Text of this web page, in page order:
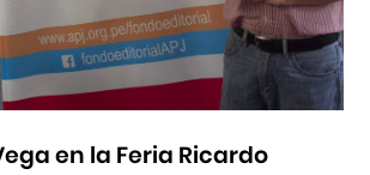
en la Feria Ricardo